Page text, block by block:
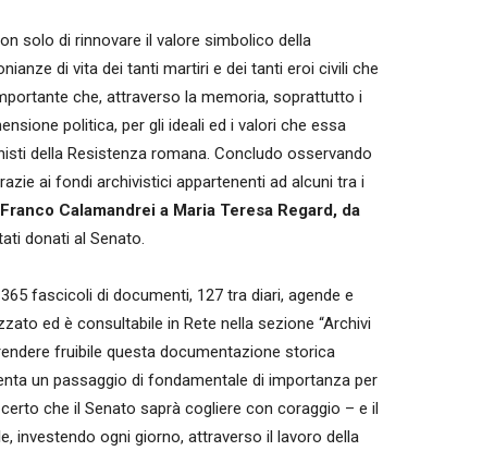
solo di rinnovare il valore simbolico della
di vita dei tanti martiri e dei tanti eroi civili che
che, attraverso la memoria, soprattutto i
politica, per gli ideali ed i valori che essa
della Resistenza romana. Concludo osservando
ai fondi archivistici appartenenti ad alcuni tra i
Franco Calamandrei a Maria Teresa Regard, da
donati al Senato.
fascicoli di documenti, 127 tra diari, agende e
ed è consultabile in Rete nella sezione “Archivi
fruibile questa documentazione storica
un passaggio di fondamentale di importanza per
che il Senato saprà cogliere con coraggio – e il
investendo ogni giorno, attraverso il lavoro della